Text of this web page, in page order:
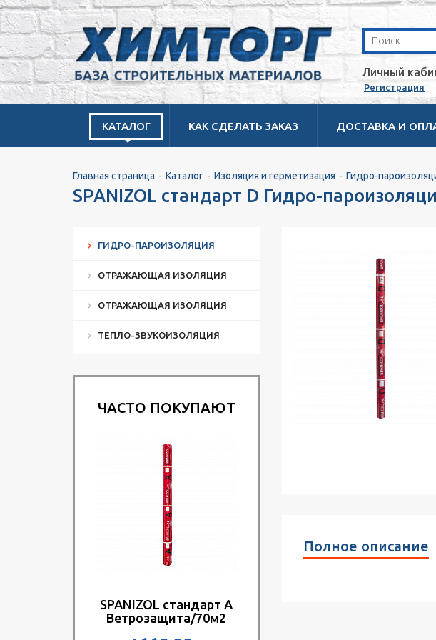
Личный
Регистрация
КАТАЛОГ КАК СДЕЛАТЬ ЗАКАЗ ДОСТАВКА И
Главная страница Каталог Изоляция и герметизация Гидро-
SPANIZOL стандарт D Гидро-
ГИДРО-ПАРОИЗОЛЯЦИЯ
ОТРАЖАЮЩАЯ ИЗОЛЯЦИЯ
ОТРАЖАЮЩАЯ ИЗОЛЯЦИЯ
ТЕПЛО-ЗВУКОИЗОЛЯЦИЯ
ЧАСТО ПОКУПАЮТ
SPANIZOL стандарт A
Ветрозащита/70м2
Полное описание